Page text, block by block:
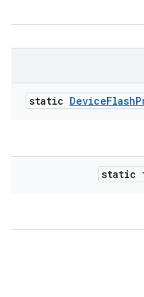
static DeviceFlash
static